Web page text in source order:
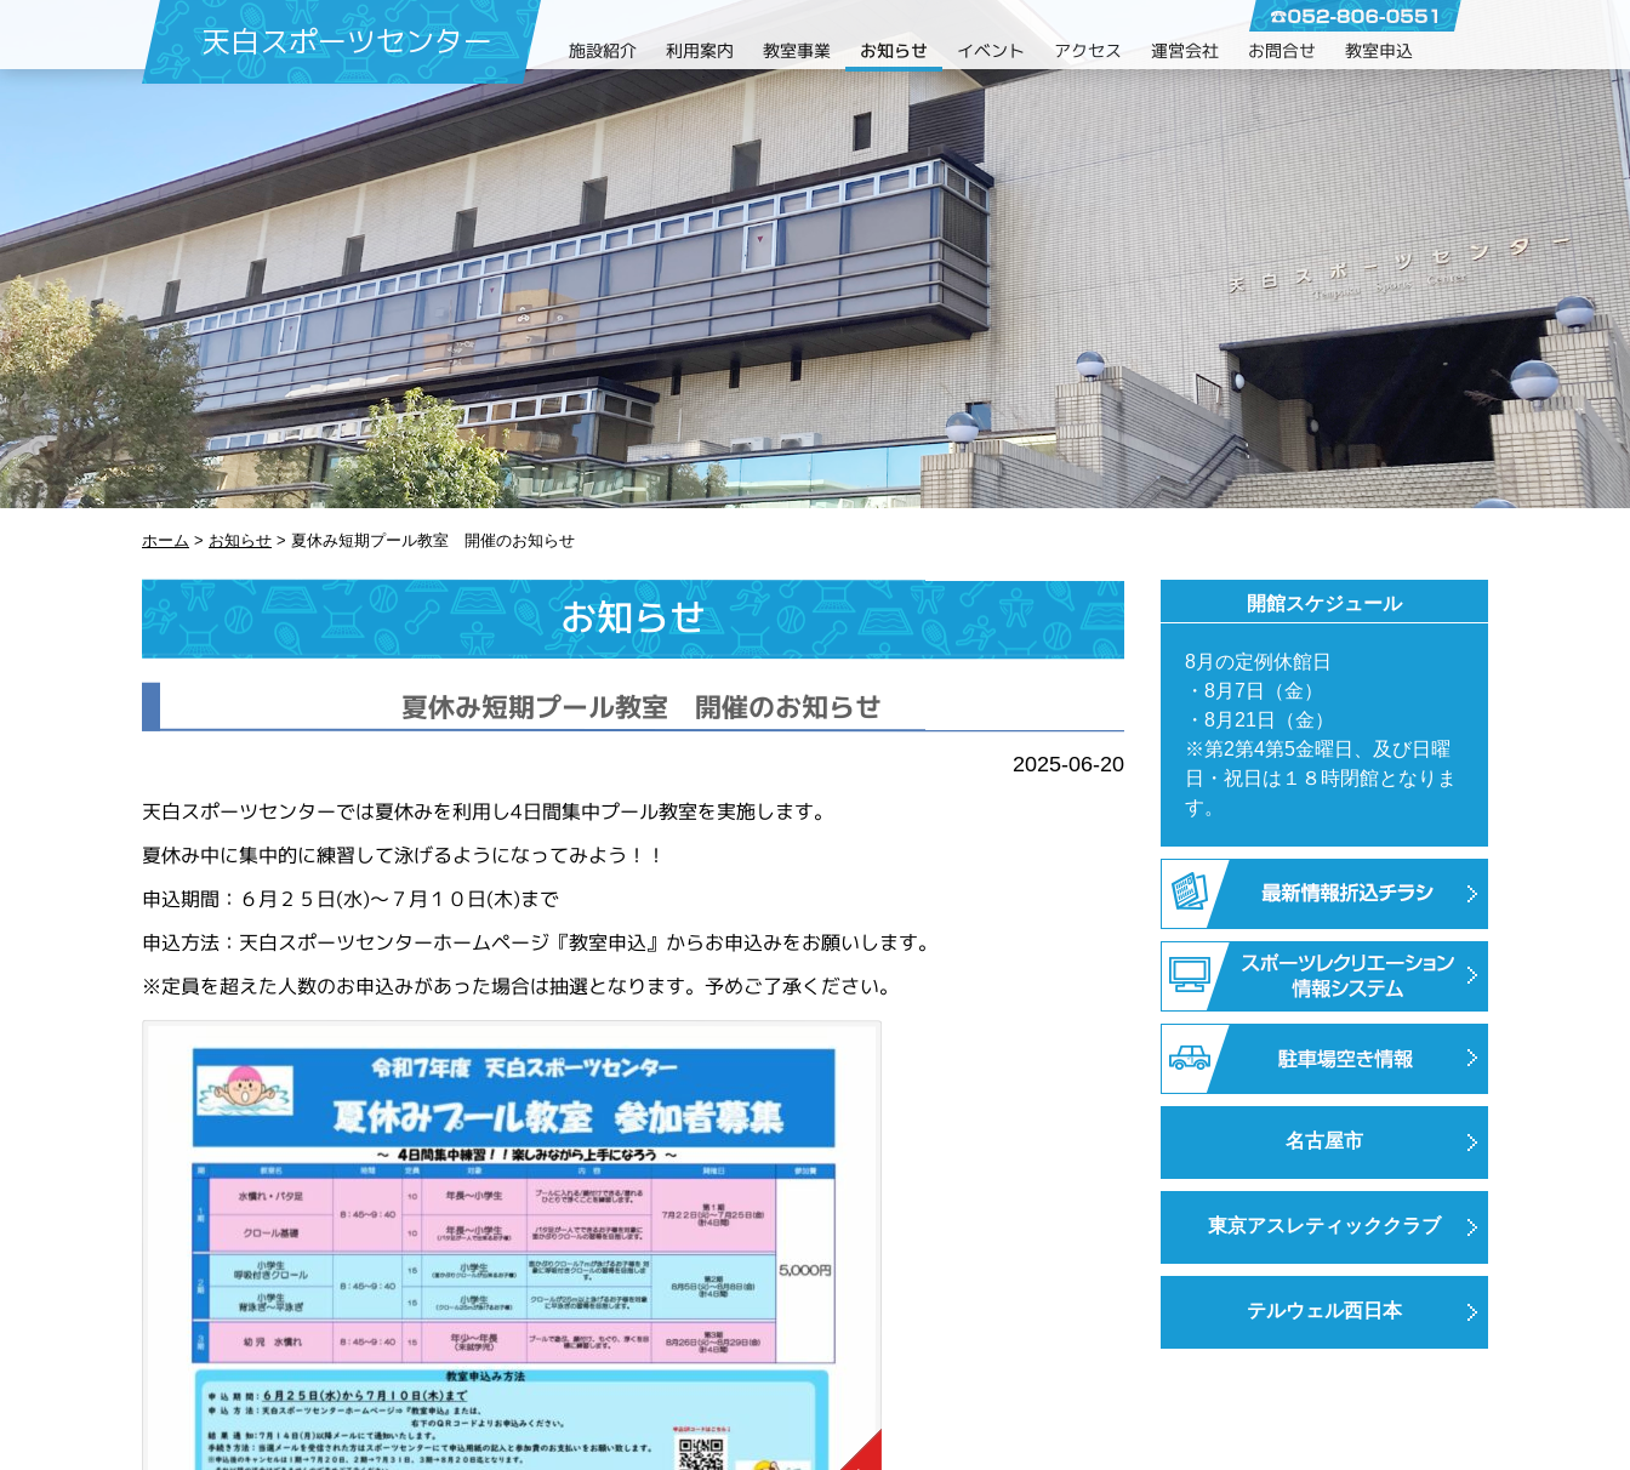
天白スポーツセンター 施設紹介 利用案内 教室事業 お知らせ イベント アクセス 運営会社 お問合せ 教室申込
ホーム > お知らせ > 夏休み短期プール教室 開催のお知らせ
お知らせ
夏休み短期プール教室 開催のお知らせ
2025-06-20
天白スポーツセンターでは夏休みを利用し4日間集中プール教室を実施します。
夏休み中に集中的に練習して泳げるようになってみよう！！
申込期間：６月２５日(水)～７月１０日(木)まで
申込方法：天白スポーツセンターホームページ『教室申込』からお申込みをお願いします。
※定員を超えた人数のお申込みがあった場合は抽選となります。予めご了承ください。
開館スケジュール
8月の定例休館日
・8月7日（金）
・8月21日（金）
※第2第4第5金曜日、及び日曜
日・祝日は１８時閉館となりま
す。
名古屋市
東京アスレティッククラブ
テルウェル西日本